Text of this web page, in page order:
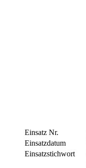
Einsatz Nr.
Einsatzdatum
Einsatzstichwort